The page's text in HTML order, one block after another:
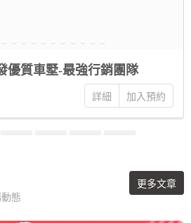
優質車墅-最強行銷團隊
詳細
態
更多文章